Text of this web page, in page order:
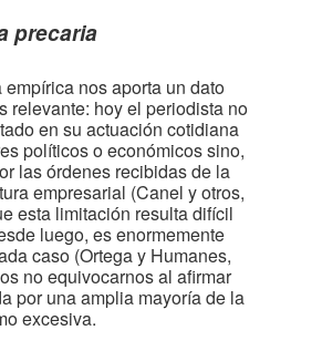
precaria
nos aporta un dato
relevante: hoy el periodista no
en su actuación cotidiana
políticos o económicos sino,
las órdenes recibidas de la
empresarial (Canel y otros,
esta limitación resulta difícil
luego, es enormemente
caso (Ortega y Humanes,
no equivocarnos al afirmar
por una amplia mayoría de la
excesiva.